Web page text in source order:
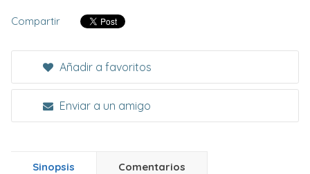
Compartir
Añadir a favoritos
Enviar a un amigo
Sinopsis Comentarios